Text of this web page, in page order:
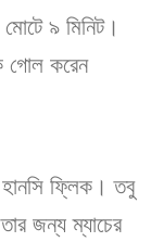
৯ মিনিট।
গোল করেন
হানসি ফ্লিক। তবু
জন্য ম্যাচের